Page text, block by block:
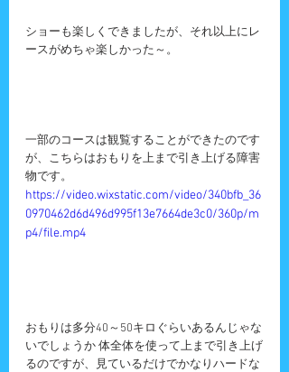
ショーも楽しくできましたが、それ以上にレ
ースがめちゃ楽しかった～。
一部のコースは観覧することができたのです
が、こちらはおもりを上まで引き上げる障害
物です。
https://video.wixstatic.com/video/340bfb_36
0970462d6d496d995f13e7664de3c0/360p/m
p4/file.mp4
おもりは多分40～50キロぐらいあるんじゃな
いでしょうか 体全体を使って上まで引き上げ
るのですが、見ているだけでかなりハードな